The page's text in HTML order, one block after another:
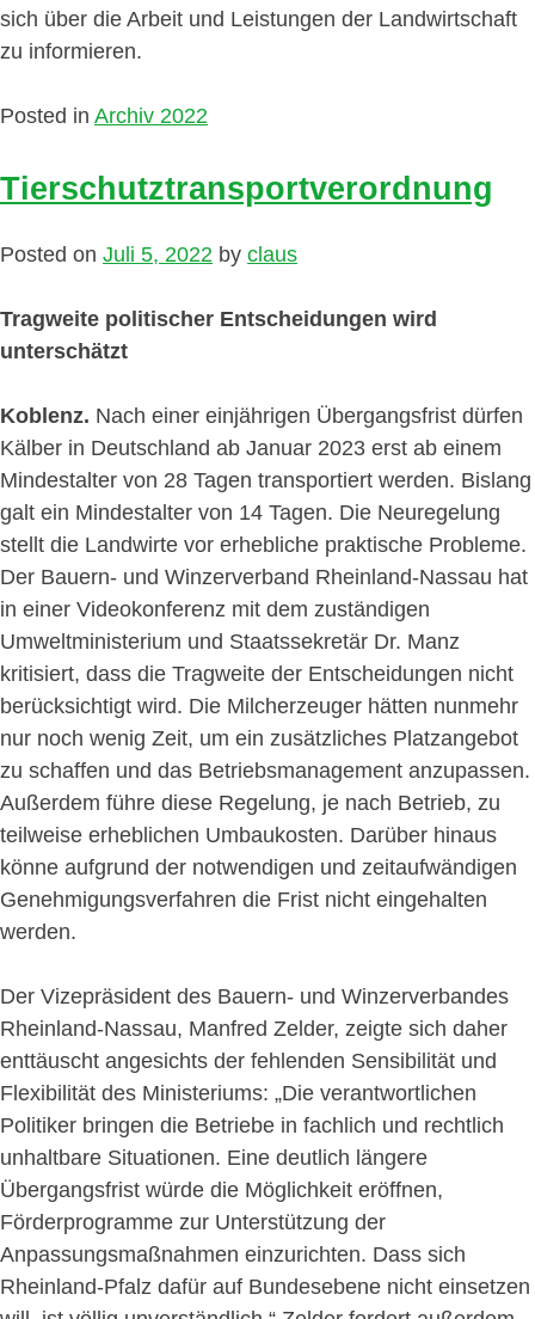
sich über die Arbeit und Leistungen der Landwirtschaft
zu informieren.
Posted in Archiv 2022
Tierschutztransportverordnung
Posted on Juli 5, 2022 by claus
Tragweite politischer Entscheidungen wird
unterschätzt
Koblenz. Nach einer einjährigen Übergangsfrist dürfen
Kälber in Deutschland ab Januar 2023 erst ab einem
Mindestalter von 28 Tagen transportiert werden. Bislang
galt ein Mindestalter von 14 Tagen. Die Neuregelung
stellt die Landwirte vor erhebliche praktische Probleme.
Der Bauern- und Winzerverband Rheinland-Nassau hat
in einer Videokonferenz mit dem zuständigen
Umweltministerium und Staatssekretär Dr. Manz
kritisiert, dass die Tragweite der Entscheidungen nicht
berücksichtigt wird. Die Milcherzeuger hätten nunmehr
nur noch wenig Zeit, um ein zusätzliches Platzangebot
zu schaffen und das Betriebsmanagement anzupassen.
Außerdem führe diese Regelung, je nach Betrieb, zu
teilweise erheblichen Umbaukosten. Darüber hinaus
könne aufgrund der notwendigen und zeitaufwändigen
Genehmigungsverfahren die Frist nicht eingehalten
werden.
Der Vizepräsident des Bauern- und Winzerverbandes
Rheinland-Nassau, Manfred Zelder, zeigte sich daher
enttäuscht angesichts der fehlenden Sensibilität und
Flexibilität des Ministeriums: „Die verantwortlichen
Politiker bringen die Betriebe in fachlich und rechtlich
unhaltbare Situationen. Eine deutlich längere
Übergangsfrist würde die Möglichkeit eröffnen,
Förderprogramme zur Unterstützung der
Anpassungsmaßnahmen einzurichten. Dass sich
Rheinland-Pfalz dafür auf Bundesebene nicht einsetzen